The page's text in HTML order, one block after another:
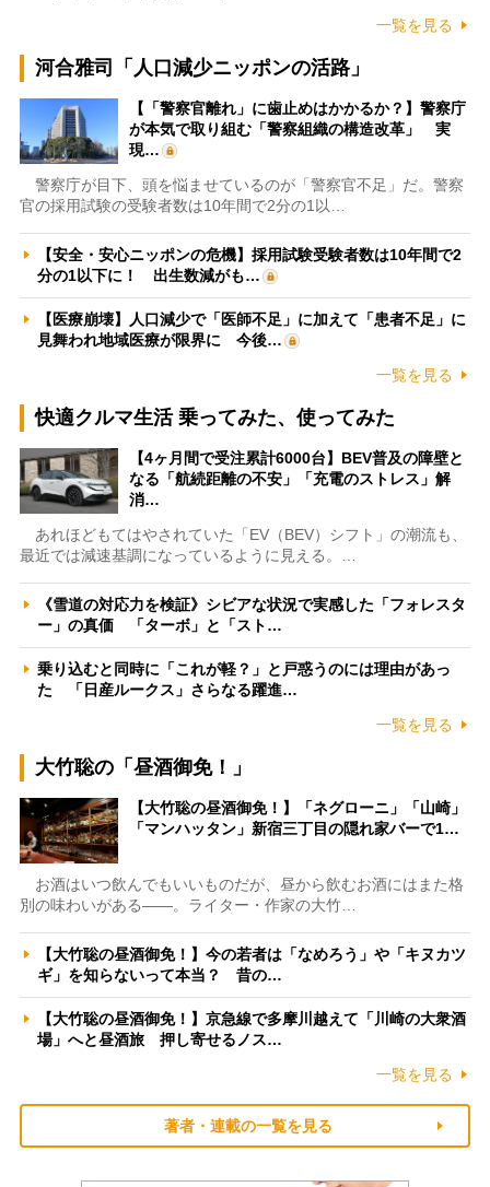
一覧を見る
河合雅司「人口減少ニッポンの活路」
【「警察官離れ」に歯止めはかかるか？】警察庁
が本気で取り組む「警察組織の構造改革」 実
現…
警察庁が目下、頭を悩ませているのが「警察官不足」だ。警察
官の採用試験の受験者数は10年間で2分の1以…
【安全・安心ニッポンの危機】採用試験受験者数は10年間で2
分の1以下に！ 出生数減がも…
【医療崩壊】人口減少で「医師不足」に加えて「患者不足」に
見舞われ地域医療が限界に 今後…
一覧を見る
快適クルマ生活 乗ってみた、使ってみた
【4ヶ月間で受注累計6000台】BEV普及の障壁と
なる「航続距離の不安」「充電のストレス」解
消…
あれほどもてはやされていた「EV（BEV）シフト」の潮流も、
最近では減速基調になっているように見える。…
《雪道の対応力を検証》シビアな状況で実感した「フォレスタ
ー」の真価 「ターボ」と「スト…
乗り込むと同時に「これが軽？」と戸惑うのには理由があっ
た 「日産ルークス」さらなる躍進…
一覧を見る
大竹聡の「昼酒御免！」
【大竹聡の昼酒御免！】「ネグローニ」「山崎」
「マンハッタン」新宿三丁目の隠れ家バーで1…
お酒はいつ飲んでもいいものだが、昼から飲むお酒にはまた格
別の味わいがある――。ライター・作家の大竹…
【大竹聡の昼酒御免！】今の若者は「なめろう」や「キヌカツ
ギ」を知らないって本当？ 昔の…
【大竹聡の昼酒御免！】京急線で多摩川越えて「川崎の大衆酒
場」へと昼酒旅 押し寄せるノス…
一覧を見る
著者・連載の一覧を見る